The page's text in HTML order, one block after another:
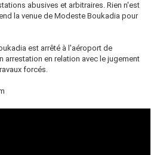
abusives et arbitraires. Rien n'est
la venue de Modeste Boukadia pour
est arrêté à l'aéroport de
arrestation en relation avec le jugement
forcés.